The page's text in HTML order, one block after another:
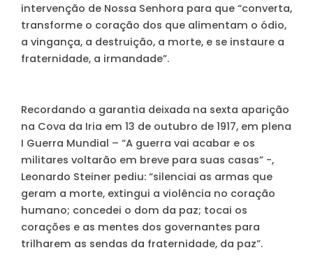
intervenção de Nossa Senhora para que “converta,
transforme o coração dos que alimentam o ódio,
a vingança, a destruição, a morte, e se instaure a
fraternidade, a irmandade”.
Recordando a garantia deixada na sexta aparição
na Cova da Iria em 13 de outubro de 1917, em plena
I Guerra Mundial – “A guerra vai acabar e os
militares voltarão em breve para suas casas” -,
Leonardo Steiner pediu: “silenciai as armas que
geram a morte, extingui a violência no coração
humano; concedei o dom da paz; tocai os
corações e as mentes dos governantes para
trilharem as sendas da fraternidade, da paz”.